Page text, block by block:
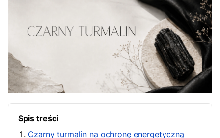
Spis treści
Czarny turmalin na ochronę energetyczną